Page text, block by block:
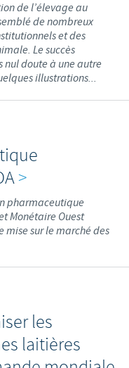
de l’élevage au
de nombreux
et des
Le succès
doute à une autre
illustrations...
>
pharmaceutique
Monétaire Ouest
sur le marché des
les
laitières